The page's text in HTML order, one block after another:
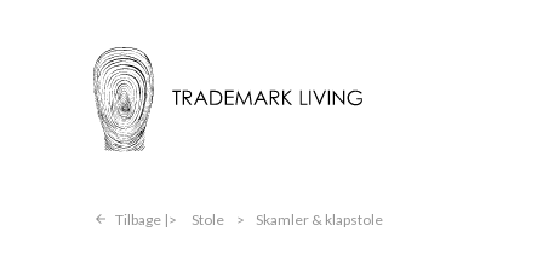
Tilbage | Stole > Skamler & klapstole